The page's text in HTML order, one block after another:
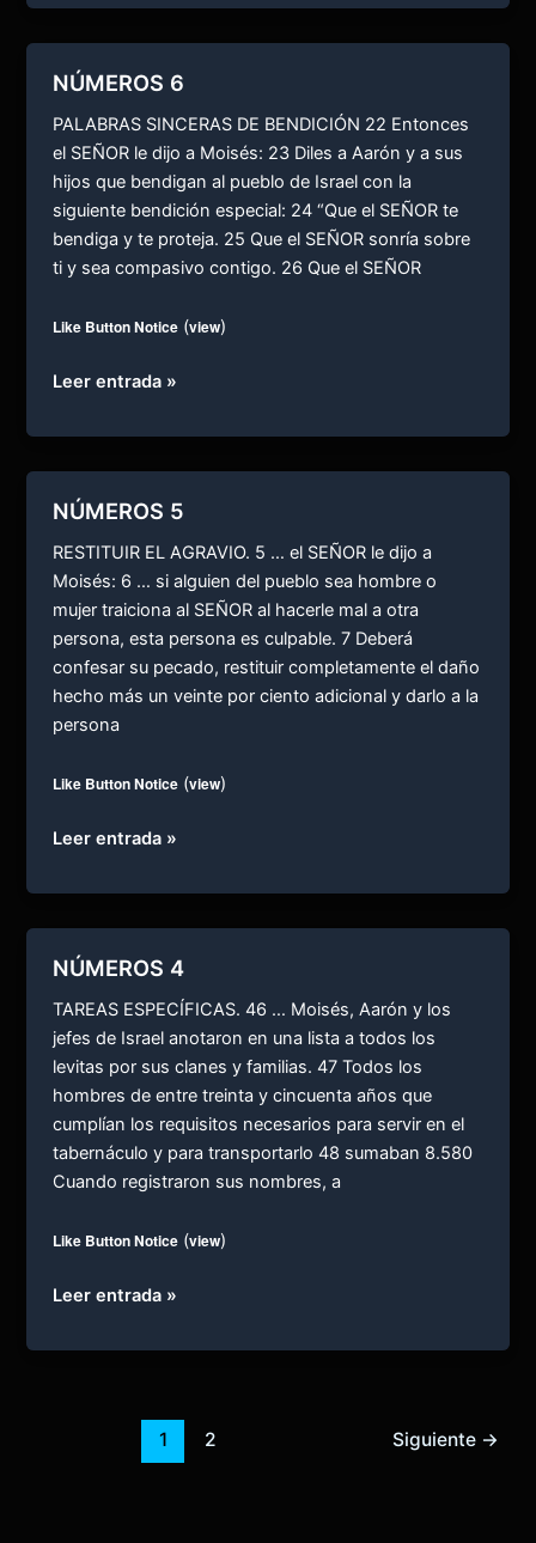
NÚMEROS 6
PALABRAS SINCERAS DE BENDICIÓN 22 Entonces
el SEÑOR le dijo a Moisés: 23 Diles a Aarón y a sus
hijos que bendigan al pueblo de Israel con la
siguiente bendición especial: 24 “Que el SEÑOR te
bendiga y te proteja. 25 Que el SEÑOR sonría sobre
ti y sea compasivo contigo. 26 Que el SEÑOR
Like Button Notice (view)
NÚMEROS
Leer entrada »
NÚMEROS 5
RESTITUIR EL AGRAVIO. 5 … el SEÑOR le dijo a
Moisés: 6 … si alguien del pueblo sea hombre o
mujer traiciona al SEÑOR al hacerle mal a otra
persona, esta persona es culpable. 7 Deberá
confesar su pecado, restituir completamente el daño
hecho más un veinte por ciento adicional y darlo a la
persona
Like Button Notice (view)
NÚMEROS
Leer entrada »
NÚMEROS 4
TAREAS ESPECÍFICAS. 46 … Moisés, Aarón y los
jefes de Israel anotaron en una lista a todos los
levitas por sus clanes y familias. 47 Todos los
hombres de entre treinta y cincuenta años que
cumplían los requisitos necesarios para servir en el
tabernáculo y para transportarlo 48 sumaban 8.580
Cuando registraron sus nombres, a
Like Button Notice (view)
NÚMEROS
Leer entrada »
1 2 Siguiente →